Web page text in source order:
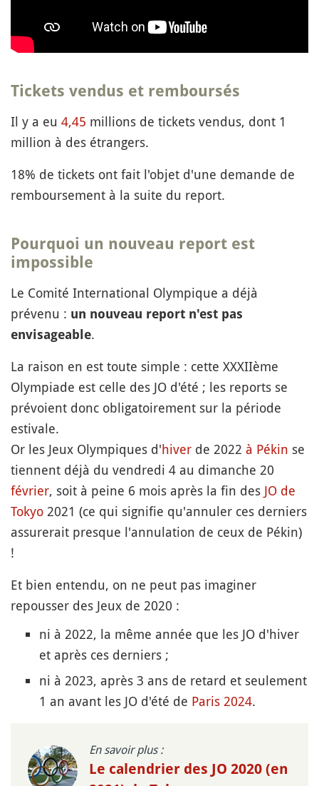
Tickets vendus et remboursés
Il y a eu 4,45 millions de tickets vendus, dont 1
million à des étrangers.
18% de tickets ont fait l'objet d'une demande de
remboursement à la suite du report.
Pourquoi un nouveau report est
impossible
Le Comité International Olympique a déjà
prévenu : un nouveau report n'est pas
envisageable.
La raison en est toute simple : cette XXXIIème
Olympiade est celle des JO d'été ; les reports se
prévoient donc obligatoirement sur la période
estivale.
Or les Jeux Olympiques d'hiver de 2022 à Pékin se
tiennent déjà du vendredi 4 au dimanche 20
février, soit à peine 6 mois après la fin des JO de
Tokyo 2021 (ce qui signifie qu'annuler ces derniers
assurerait presque l'annulation de ceux de Pékin)
!
Et bien entendu, on ne peut pas imaginer
repousser des Jeux de 2020 :
ni à 2022, la même année que les JO d'hiver
et après ces derniers ;
ni à 2023, après 3 ans de retard et seulement
1 an avant les JO d'été de Paris 2024.
En savoir plus :
Le calendrier des JO 2020 (en